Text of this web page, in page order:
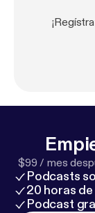
$99 / mes
Podcasts
20 horas
Podcast